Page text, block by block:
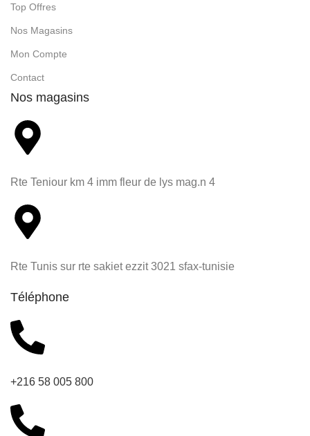
Top Offres
Nos Magasins
Mon Compte
Contact
Nos magasins
Rte Teniour km 4 imm fleur de lys mag.n 4
Rte Tunis sur rte sakiet ezzit 3021 sfax-tunisie
Téléphone
+216 58 005 800